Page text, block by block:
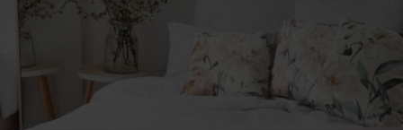
tolerancja rozmiaru: +/-3%